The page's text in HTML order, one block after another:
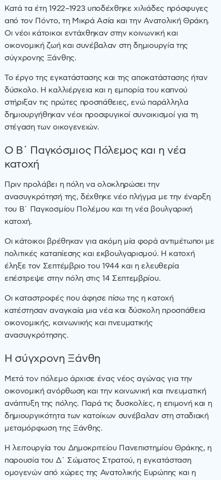
Κατά τα έτη 1922–1923 υποδέχθηκε χιλιάδες πρόσφυγες
από τον Πόντο, τη Μικρά Ασία και την Ανατολική Θράκη.
Οι νέοι κάτοικοι εντάχθηκαν στην κοινωνική και
οικονομική ζωή και συνέβαλαν στη δημιουργία της
σύγχρονης Ξάνθης.
Το έργο της εγκατάστασης και της αποκατάστασης ήταν
δύσκολο. Η καλλιέργεια και η εμπορία του καπνού
στήριξαν τις πρώτες προσπάθειες, ενώ παράλληλα
δημιουργήθηκαν νέοι προσφυγικοί συνοικισμοί για τη
στέγαση των οικογενειών.
Ο Β΄ Παγκόσμιος Πόλεμος και η νέα
κατοχή
Πριν προλάβει η πόλη να ολοκληρώσει την
ανασυγκρότησή της, δέχθηκε νέο πλήγμα με την έναρξη
του Β΄ Παγκοσμίου Πολέμου και τη νέα βουλγαρική
κατοχή.
Οι κάτοικοι βρέθηκαν για ακόμη μία φορά αντιμέτωποι με
πολιτικές καταπίεσης και εκβουλγαρισμού. Η κατοχή
έληξε τον Σεπτέμβριο του 1944 και η ελευθερία
επέστρεψε στην πόλη στις 14 Σεπτεμβρίου.
Οι καταστροφές που άφησε πίσω της η κατοχή
κατέστησαν αναγκαία μια νέα και δύσκολη προσπάθεια
οικονομικής, κοινωνικής και πνευματικής
ανασυγκρότησης.
Η σύγχρονη Ξάνθη
Μετά τον πόλεμο άρχισε ένας νέος αγώνας για την
οικονομική ανόρθωση και την κοινωνική και πνευματική
ανάπτυξη της πόλης. Παρά τις δυσκολίες, η επιμονή και η
δημιουργικότητα των κατοίκων συνέβαλαν στη σταδιακή
μεταμόρφωση της Ξάνθης.
Η λειτουργία του Δημοκριτείου Πανεπιστημίου Θράκης, η
παρουσία του Δ΄ Σώματος Στρατού, η εγκατάσταση
ομογενών από χώρες της Ανατολικής Ευρώπης και η